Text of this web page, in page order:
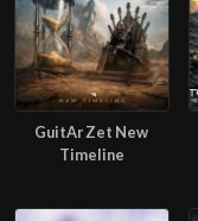
GuitAr Zet New
Timeline